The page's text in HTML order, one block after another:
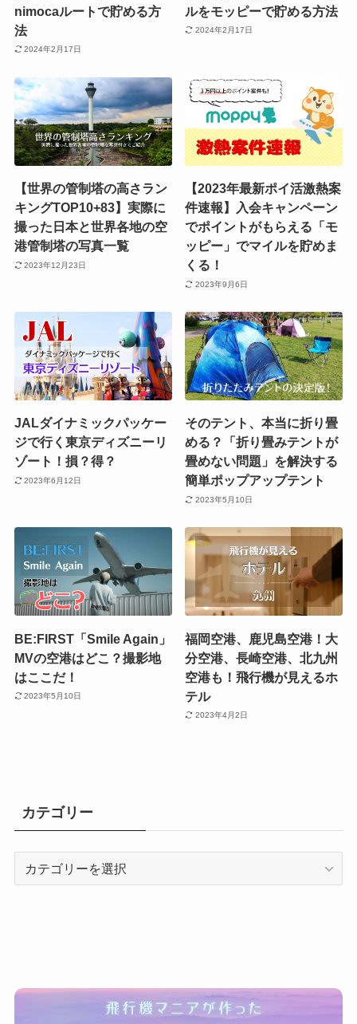
nimocaルートで貯める方
法
2024年2月17日
ルをモッピーで貯める方法
2024年2月17日
【世界の管制塔の高さラン
キングTOP10+83】実際に
撮った日本と世界各地の空
港管制塔の写真一覧
2023年12月23日
【2023年最新ポイ活激熱案
件速報】入会キャンペーン
でポイントがもらえる「モ
ッピー」でマイルを貯めま
くる！
2023年9月6日
JALダイナミックパッケー
ジで行く東京ディズニーリ
ゾート！損？得？
2023年6月12日
そのテント、本当に折り畳
める？「折り畳みテントが
畳めない問題」を解決する
簡単ポップアップテント
2023年5月10日
BE:FIRST「Smile Again」
MVの空港はどこ？撮影地
はここだ！
2023年5月10日
福岡空港、鹿児島空港！大
分空港、長崎空港、北九州
空港も！飛行機が見えるホ
テル
2023年4月2日
カテゴリー